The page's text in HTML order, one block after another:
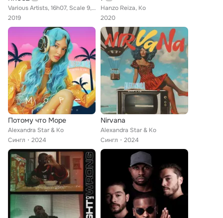
Various Artists, 16h07, Scale 9, Spastik, KO, PCMM, YÅ, Witz
2019
Hanzo Reiza, Ko
2020
Потому что Море
Alexandra Star & Ko
Сингл
2024
Nirvana
Alexandra Star & Ko
Сингл
2024